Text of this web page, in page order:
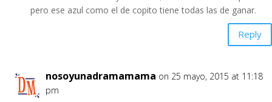
pero ese azul como el de copito tiene todas las de ganar.
Reply
nosoyunadramamama on 25 mayo, 2015 at 11:18
pm